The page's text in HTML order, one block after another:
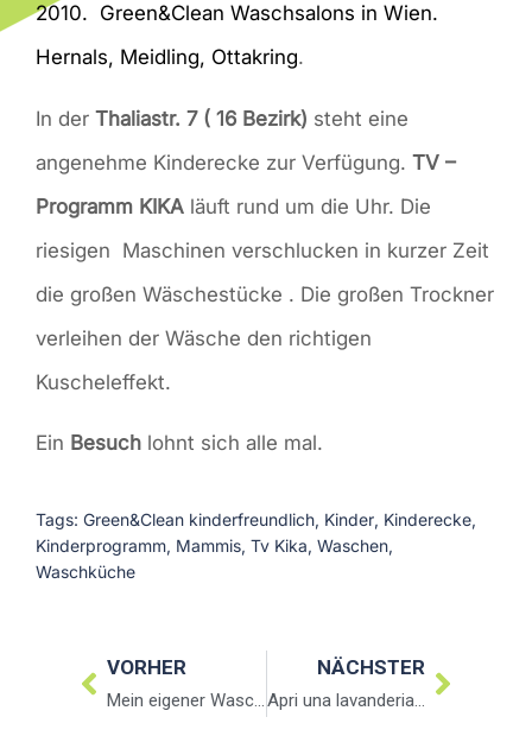
2010. Green&Clean Waschsalons in Wien.
Hernals, Meidling, Ottakring.
In der Thaliastr. 7 ( 16 Bezirk) steht eine
angenehme Kinderecke zur Verfügung. TV –
Programm KIKA läuft rund um die Uhr. Die
riesigen Maschinen verschlucken in kurzer Zeit
die großen Wäschestücke . Die großen Trockner
verleihen der Wäsche den richtigen
Kuscheleffekt.
Ein Besuch lohnt sich alle mal.
Tags: Green&Clean kinderfreundlich, Kinder, Kinderecke,
Kinderprogramm, Mammis, Tv Kika, Waschen,
Waschküche
VORHER NÄCHSTER